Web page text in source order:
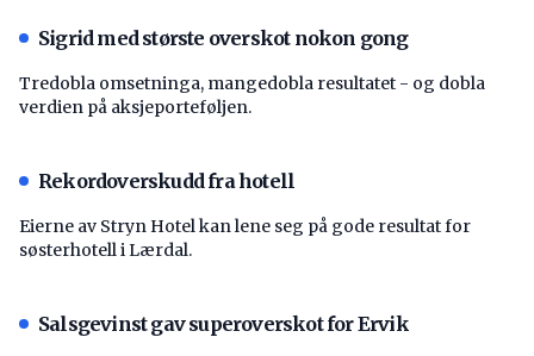
Sigrid med største overskot nokon gong
Tredobla omsetninga, mangedobla resultatet - og dobla
verdien på aksjeporteføljen.
Rekordoverskudd fra hotell
Eierne av Stryn Hotel kan lene seg på gode resultat for
søsterhotell i Lærdal.
Salsgevinst gav superoverskot for Ervik